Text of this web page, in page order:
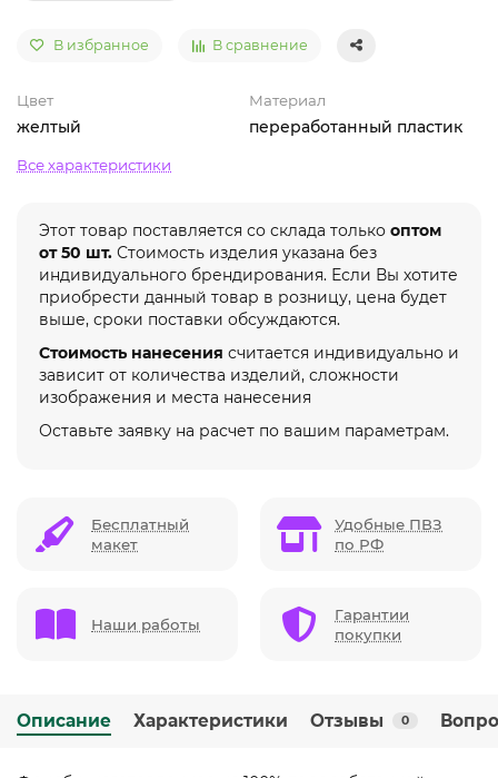
В избранное В сравнение
Цвет
желтый
Материал
переработанный пластик
Все характеристики
Этот товар поставляется со склада только оптом
от 50 шт. Стоимость изделия указана без
индивидуального брендирования. Если Вы хотите
приобрести данный товар в розницу, цена будет
выше, сроки поставки обсуждаются.
Стоимость нанесения считается индивидуально и
зависит от количества изделий, сложности
изображения и места нанесения
Оставьте заявку на расчет по вашим параметрам.
Бесплатный
макет
Удобные ПВЗ
по РФ
Наши работы
Гарантии
покупки
Описание Характеристики Отзывы 0